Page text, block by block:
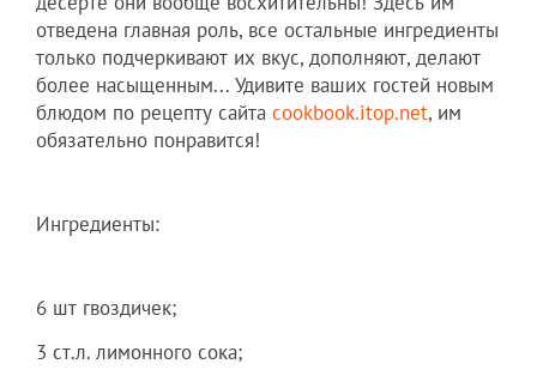
отведена главная роль, все остальные ингредиенты
только подчеркивают их вкус, дополняют, делают
более насыщенным... Удивите ваших гостей новым
блюдом по рецепту сайта cookbook.itop.net, им
обязательно понравится!
Ингредиенты:
6 шт гвоздичек;
3 ст.л. лимонного сока;